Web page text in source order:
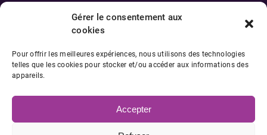
Gérer le consentement aux
cookies
Pour offrir les meilleures expériences, nous utilisons des technologies
telles que les cookies pour stocker et/ou accéder aux informations des
appareils.
Accepter
Prestations
Asie du Sud
Afrique Subsaharienne
AMI VOYAGES